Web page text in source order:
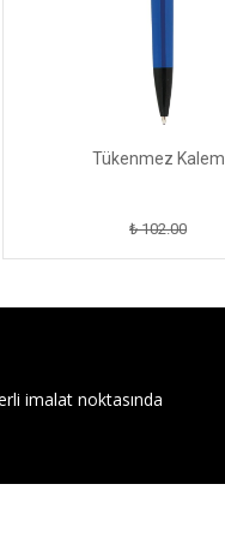
Tükenmez Kalem
₺ 102.00
imalat noktasında